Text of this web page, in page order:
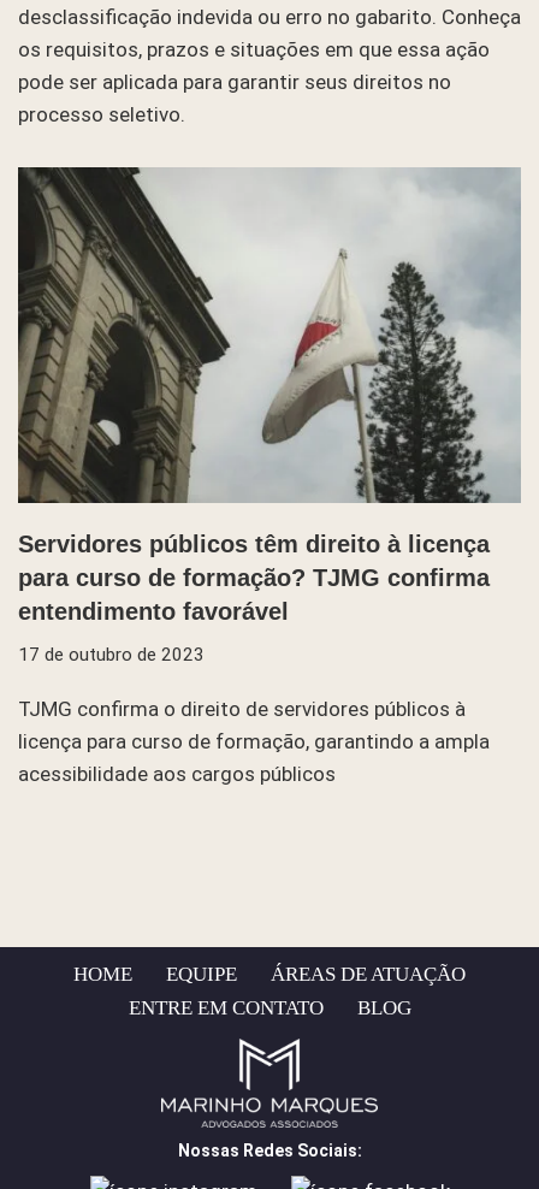
desclassificação indevida ou erro no gabarito. Conheça
os requisitos, prazos e situações em que essa ação
pode ser aplicada para garantir seus direitos no
processo seletivo.
Servidores públicos têm direito à licença
para curso de formação? TJMG confirma
entendimento favorável
17 de outubro de 2023
TJMG confirma o direito de servidores públicos à
licença para curso de formação, garantindo a ampla
acessibilidade aos cargos públicos
HOME EQUIPE
ÁREAS DE ATUAÇÃO
ENTRE EM CONTATO
BLOG
Nossas Redes Sociais: